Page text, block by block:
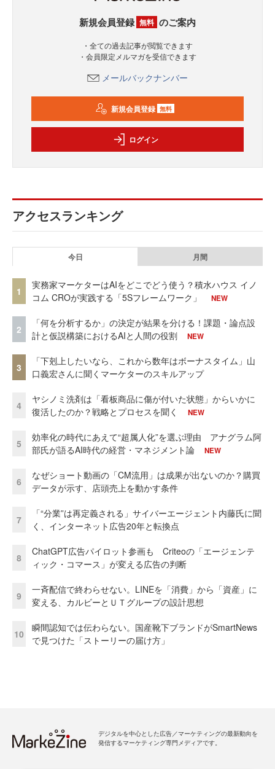
新規会員登録 無料 のご案内
・全ての過去記事が閲覧できます
・会員限定メルマガを受信できます
メールバックナンバー
新規会員登録 無料
ログイン
アクセスランキング
今日 月間
1
実務家マーケターはAIをどこでどう使う？積水ハウス イノ
コム CROが実践する「5Sフレームワーク」
NEW
2
「何を分析するか」の決定が結果を分ける！課題・論点設
計と仮説構築におけるAIと人間の役割
NEW
3
「下剋上したいなら、これから数年はボーナスタイム」山
口義宏さんに聞くマーケターのスキルアップ
4
ヤシノミ洗剤は「看板商品に傷が付いた状態」からいかに
復活したのか？戦略とプロセスを聞く
NEW
5
効率化の時代にあえて“超属人化”を選ぶ理由 アナグラム阿
部氏が語るAI時代の経営・マネジメント論
NEW
6
なぜショート動画の「CM流用」は成果が出ないのか？購買
データが示す、店頭売上を動かす条件
7
「“分業”は再定義される」サイバーエージェント内藤氏に聞
く、インターネット広告20年と転換点
8
ChatGPT広告パイロット参画も Criteoの「エージェンテ
ィック・コマース」が変える広告の判断
9
一斉配信で終わらせない。LINEを「消費」から「資産」に
変える、カルビーとＵＴグループの設計思想
10
瞬間認知では伝わらない。国産靴下ブランドがSmartNews
で見つけた「ストーリーの届け方」
デジタルを中心とした広告／マーケティングの最新動向を
発信するマーケティング専門メディアです。